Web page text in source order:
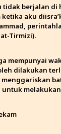
tidak berjalan
aku
at-Tirmizi).
mempunyai
dilakukan
menggariskan